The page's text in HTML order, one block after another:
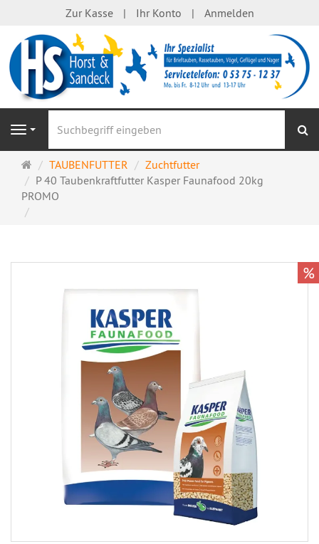
Zur Kasse Ihr Konto Anmelden
Navigation
Startseite
TAUBENFUTTER
Zuchtfutter
P 40 Taubenkraftfutter Kasper Faunafood 20kg
PROMO
%